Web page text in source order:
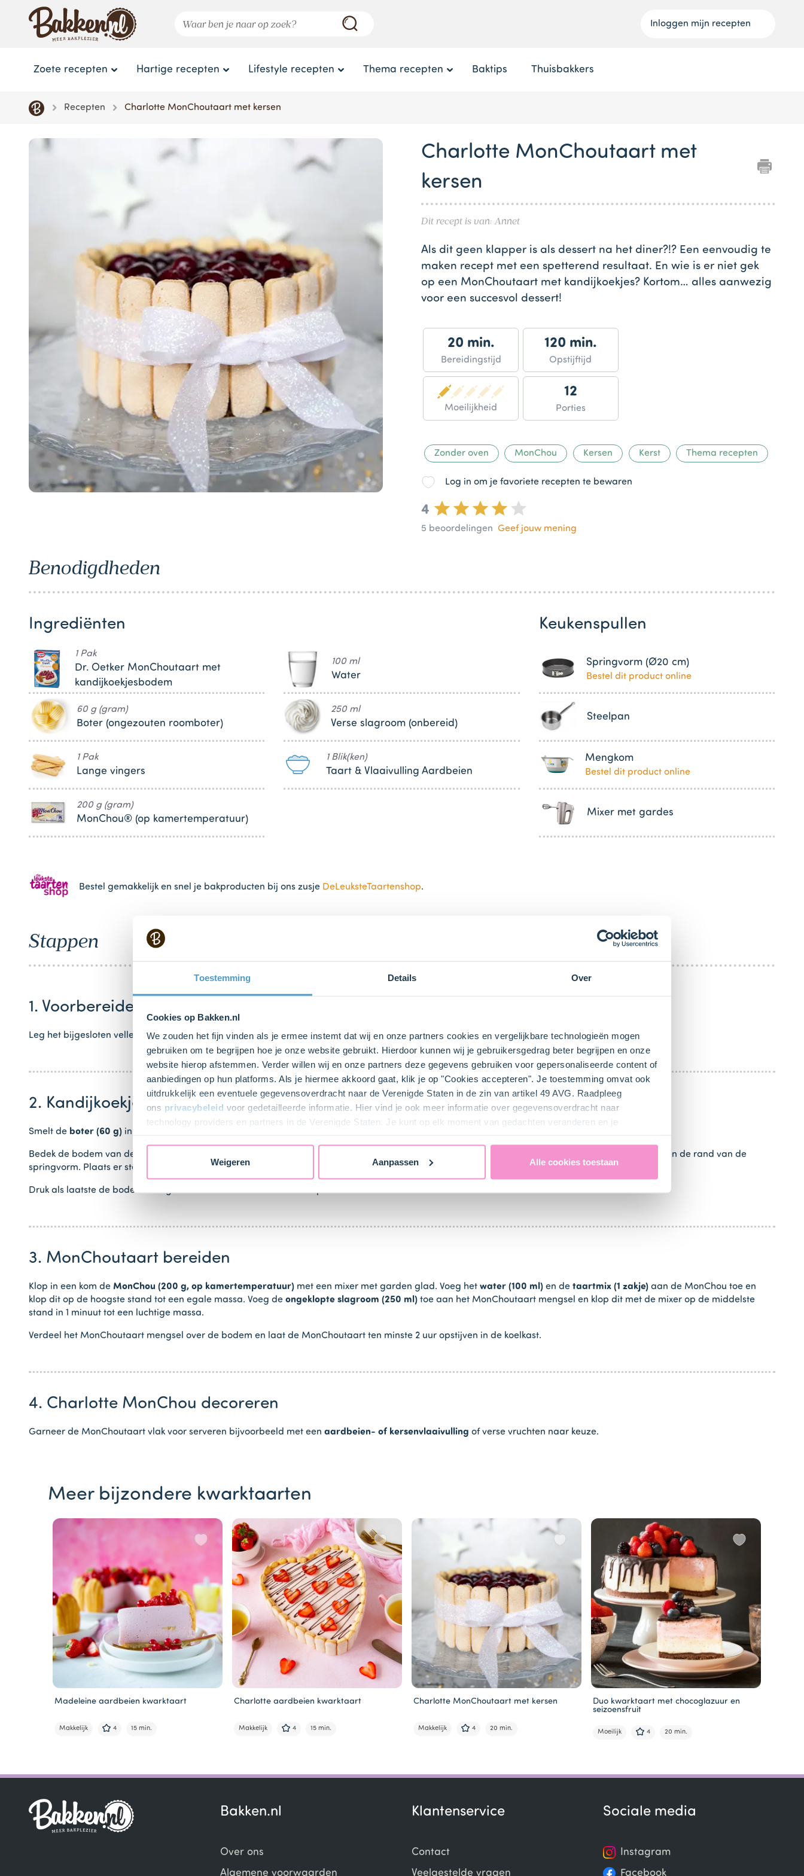
Toestemming Details Over
Cookies op Bakken.nl
We zouden het fijn vinden als je ermee instemt dat wij en onze partners cookies en vergelijkbare technologieën mogen
gebruiken om te begrijpen hoe je onze website gebruikt. Hierdoor kunnen wij je gebruikersgedrag beter begrijpen en onze
website hierop afstemmen. Verder willen wij en onze partners deze gegevens gebruiken voor gepersonaliseerde content of
aanbiedingen op hun platforms. Als je hiermee akkoord gaat, klik je op "Cookies accepteren". Je toestemming omvat ook
uitdrukkelijk een eventuele gegevensoverdracht naar de Verenigde Staten in de zin van artikel 49 AVG. Raadpleeg
ons privacybeleid voor gedetailleerde informatie. Hier vind je ook meer informatie over gegevensoverdracht naar
technology providers en partners in de Verenigde Staten. Je kunt op elk moment van gedachten veranderen en je
Weigeren Aanpassen Alle cookies toestaan
Inloggen mijn recepten
Zoete recepten Hartige recepten Lifestyle recepten Thema recepten Baktips Thuisbakkers
Recepten Charlotte MonChoutaart met kersen
Charlotte MonChoutaart met
kersen
Dit recept is van: Annet
Als dit geen klapper is als dessert na het diner?!? Een eenvoudig te
maken recept met een spetterend resultaat. En wie is er niet gek
op een MonChoutaart met kandijkoekjes? Kortom… alles aanwezig
voor een succesvol dessert!
20 min.
Bereidingstijd
120 min.
Opstijftijd
Moeilijkheid
12
Porties
Zonder oven MonChou Kersen Kerst Thema recepten
Log in om je favoriete recepten te bewaren
4
5 beoordelingen Geef jouw mening
Benodigdheden
Ingrediënten
1 Pak
Dr. Oetker MonChoutaart met
kandijkoekjesbodem
60 g (gram)
Boter (ongezouten roomboter)
1 Pak
Lange vingers
200 g (gram)
MonChou® (op kamertemperatuur)
100 ml
Water
250 ml
Verse slagroom (onbereid)
1 Blik(ken)
Taart & Vlaaivulling Aardbeien
Keukenspullen
Springvorm (Ø20 cm)
Bestel dit product online
Steelpan
Mengkom
Bestel dit product online
Mixer met gardes
Bestel gemakkelijk en snel je bakproducten bij ons zusje DeLeuksteTaartenshop.
Stappen
1. Voorbereiden
Leg het bijgesloten velletje bakpapier over de springvormbodem. Plaats de rand hierop en sluit de springvorm.
2. Kandijkoekjes bodem bereiden
Smelt de boter (60 g) in een pannetje. Neem het pannetje van het vuur en roer de inhoud van het
Bedek de bodem van de springvorm gelijkmatig met de massa maar houdt 1 centimeter vanaf de rand vrij. Neem de
en zet deze tegen de rand van de
springvorm. Plaats er steeds een aantal en ‘metsel’ ze vast met de kandijkoekjesmix.
Druk als laatste de bodem stevig aan met de bolle kant van een lepel. Zet de vorm ca. 10 minuten in de koelkast.
3. MonChoutaart bereiden
Klop in een kom de MonChou (200 g, op kamertemperatuur) met een mixer met garden glad. Voeg het water (100 ml) en de taartmix (1 zakje) aan de MonChou toe en
klop dit op de hoogste stand tot een egale massa. Voeg de ongeklopte slagroom (250 ml) toe aan het MonChoutaart mengsel en klop dit met de mixer op de middelste
stand in 1 minuut tot een luchtige massa.
Verdeel het MonChoutaart mengsel over de bodem en laat de MonChoutaart ten minste 2 uur opstijven in de koelkast.
4. Charlotte MonChou decoreren
Garneer de MonChoutaart vlak voor serveren bijvoorbeeld met een aardbeien- of kersenvlaaivulling of verse vruchten naar keuze.
Meer bijzondere kwarktaarten
Madeleine aardbeien kwarktaart
Makkelijk 4 15 min.
Charlotte aardbeien kwarktaart
Makkelijk 4 15 min.
Charlotte MonChoutaart met kersen
Makkelijk 4 20 min.
Duo kwarktaart met chocoglazuur en
seizoensfruit
Moeilijk 4 20 min.
of
Bakken.nl
Over ons
Algemene voorwaarden
Klantenservice
Contact
Veelgestelde vragen
Sociale media
Instagram
Facebook